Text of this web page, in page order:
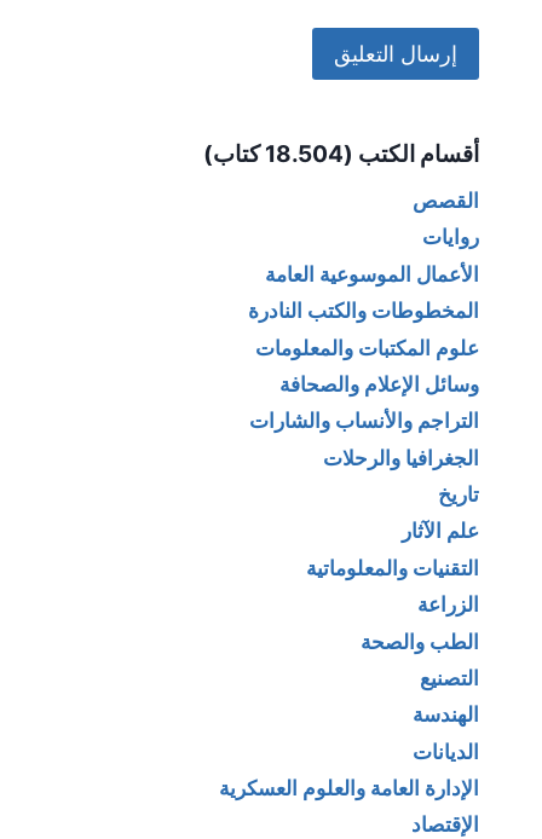
أقسام الكتب (18.504 كتاب)
القصص
روايات
الأعمال الموسوعية العامة
المخطوطات والكتب النادرة
علوم المكتبات والمعلومات
وسائل الإعلام والصحافة
التراجم والأنساب والشارات
الجغرافيا والرحلات
تاريخ
علم الآثار
التقنيات والمعلوماتية
الزراعة
الطب والصحة
التصنيع
الهندسة
الديانات
الإدارة العامة والعلوم العسكرية
الإقتصاد